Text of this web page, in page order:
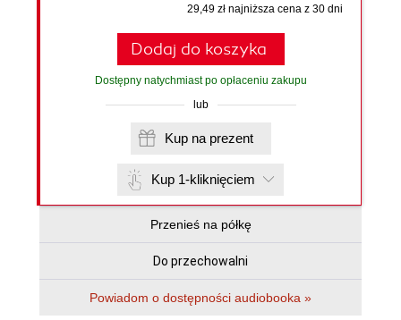
29,49 zł najniższa cena z 30 dni
Dodaj do koszyka
Dostępny natychmiast po opłaceniu zakupu
lub
Kup na prezent
Kup 1-kliknięciem
Przenieś na półkę
Do przechowalni
Powiadom o dostępności audiobooka »